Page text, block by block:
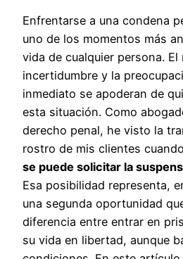
Enfrentarse a una condena
uno de los momentos más
vida de cualquier persona. El
incertidumbre y la
inmediato se apoderan de
esta situación. Como
derecho penal, he visto la
rostro de mis clientes
se puede solicitar la
Esa posibilidad representa,
una segunda oportunidad
diferencia entre entrar en
su vida en libertad, aunque